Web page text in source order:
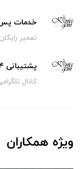
خدمات
تعمیر
پشتیبانی ۲۴ساعت و ۷روز هفته
کانال
ویژه همکاران